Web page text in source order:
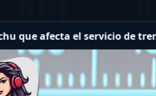
el servicio de trenes